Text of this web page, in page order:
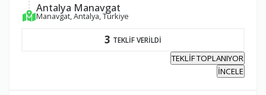
Antalya Manavgat
Manavgat, Antalya, Türkiye
3 TEKLİF VERİLDİ
TEKLİF TOPLANIYOR
İNCELE